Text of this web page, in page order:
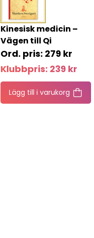
Kinesisk medicin –
Vägen till Qi
279 kr
Klubbpris: 239 kr
Lägg till i varukorg